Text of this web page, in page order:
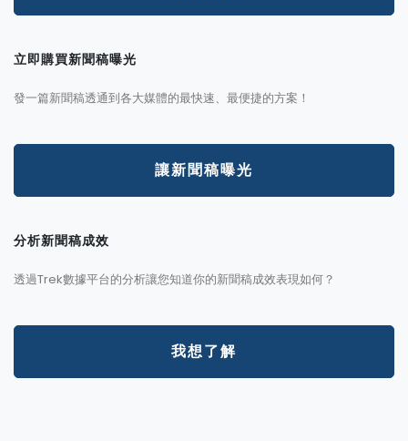
立即購買新聞稿曝光
發一篇新聞稿透通到各大媒體的最快速、最便捷的方案！
讓新聞稿曝光
分析新聞稿成效
透過Trek數據平台的分析讓您知道你的新聞稿成效表現如何？
我想了解